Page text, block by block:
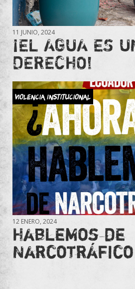
11 JUNIO, 2024
¡EL AGUA ES
DERECHO!
Violencia Institucional
12 ENERO, 2024
Hablemos de
Narcotráfico